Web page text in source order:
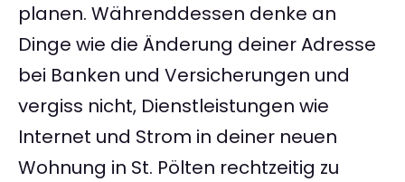
planen. Währenddessen denke an
Dinge wie die Änderung deiner Adresse
bei Banken und Versicherungen und
vergiss nicht, Dienstleistungen wie
Internet und Strom in deiner neuen
Wohnung in St. Pölten rechtzeitig zu